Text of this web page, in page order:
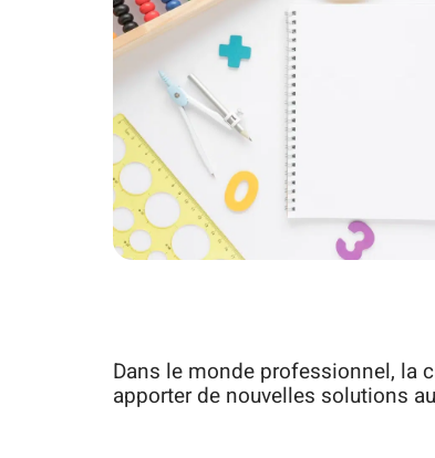
Dans le monde professionnel, la
apporter de nouvelles solutions